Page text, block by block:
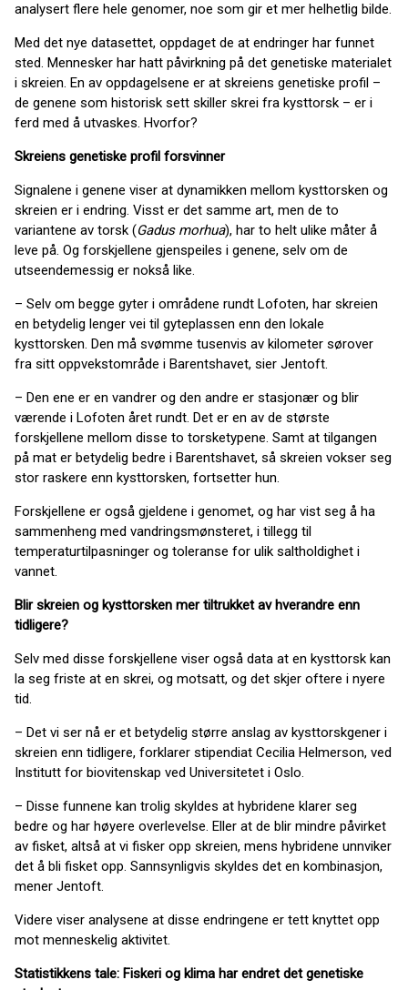
analysert flere hele genomer, noe som gir et mer helhetlig bilde.
Med det nye datasettet, oppdaget de at endringer har funnet
sted. Mennesker har hatt påvirkning på det genetiske materialet
i skreien. En av oppdagelsene er at skreiens genetiske profil –
de genene som historisk sett skiller skrei fra kysttorsk – er i
ferd med å utvaskes. Hvorfor?
Skreiens genetiske profil forsvinner
Signalene i genene viser at dynamikken mellom kysttorsken og
skreien er i endring. Visst er det samme art, men de to
variantene av torsk (Gadus morhua), har to helt ulike måter å
leve på. Og forskjellene gjenspeiles i genene, selv om de
utseendemessig er nokså like.
– Selv om begge gyter i områdene rundt Lofoten, har skreien
en betydelig lenger vei til gyteplassen enn den lokale
kysttorsken. Den må svømme tusenvis av kilometer sørover
fra sitt oppvekstområde i Barentshavet, sier Jentoft.
– Den ene er en vandrer og den andre er stasjonær og blir
værende i Lofoten året rundt. Det er en av de største
forskjellene mellom disse to torsketypene. Samt at tilgangen
på mat er betydelig bedre i Barentshavet, så skreien vokser seg
stor raskere enn kysttorsken, fortsetter hun.
Forskjellene er også gjeldene i genomet, og har vist seg å ha
sammenheng med vandringsmønsteret, i tillegg til
temperaturtilpasninger og toleranse for ulik saltholdighet i
vannet.
Blir skreien og kysttorsken mer tiltrukket av hverandre enn
tidligere?
Selv med disse forskjellene viser også data at en kysttorsk kan
la seg friste at en skrei, og motsatt, og det skjer oftere i nyere
tid.
– Det vi ser nå er et betydelig større anslag av kysttorskgener i
skreien enn tidligere, forklarer stipendiat Cecilia Helmerson, ved
Institutt for biovitenskap ved Universitetet i Oslo.
– Disse funnene kan trolig skyldes at hybridene klarer seg
bedre og har høyere overlevelse. Eller at de blir mindre påvirket
av fisket, altså at vi fisker opp skreien, mens hybridene unnviker
det å bli fisket opp. Sannsynligvis skyldes det en kombinasjon,
mener Jentoft.
Videre viser analysene at disse endringene er tett knyttet opp
mot menneskelig aktivitet.
Statistikkens tale: Fiskeri og klima har endret det genetiske